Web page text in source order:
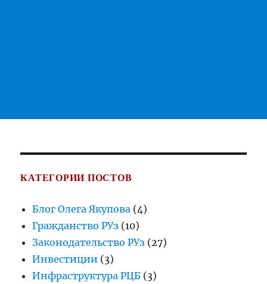
КАТЕГОРИИ ПОСТОВ
Блог Олега Якупова (4)
Гражданство РУз (10)
Законодательство РУз (27)
Инвестиции (3)
Инфраструктура РЦБ (3)